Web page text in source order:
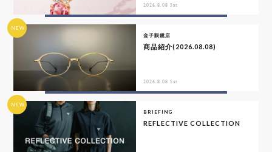
2026.8.08 Sat
NEW
金子眼鏡店
商品紹介(2026.08.08)
2026.8.08 Sat
NEW
BRIEFING
REFLECTIVE COLLECTION